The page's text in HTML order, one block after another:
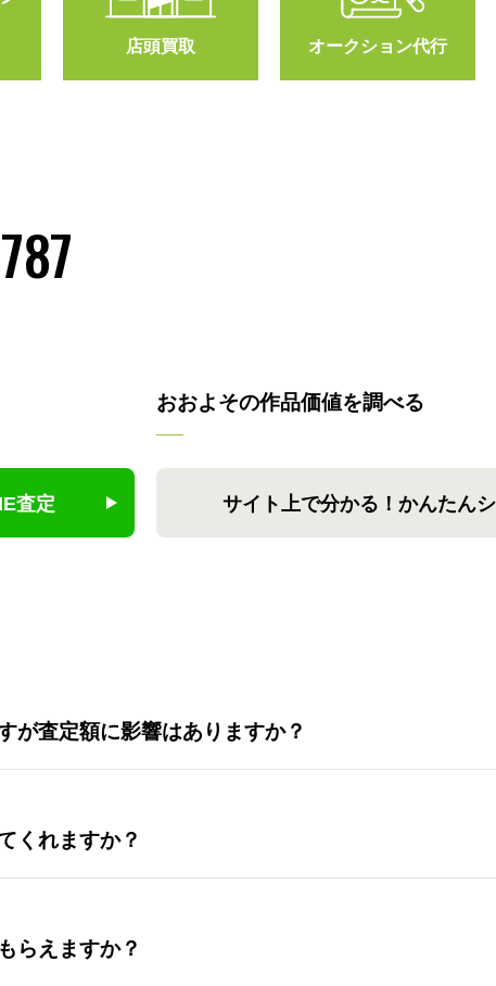
店頭買取 オークション代行
査定
おおよその作品価値を調べる
サイト上で分かる！ かんたん
が査定額に影響はありますか？
くれますか？
らえますか？